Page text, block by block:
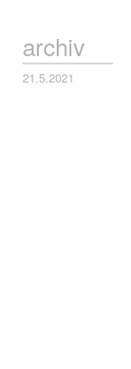
archiv
21.5.2021